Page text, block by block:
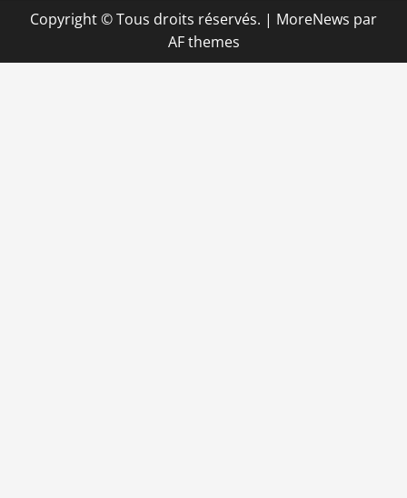
Copyright © Tous droits réservés. | MoreNews par
AF themes